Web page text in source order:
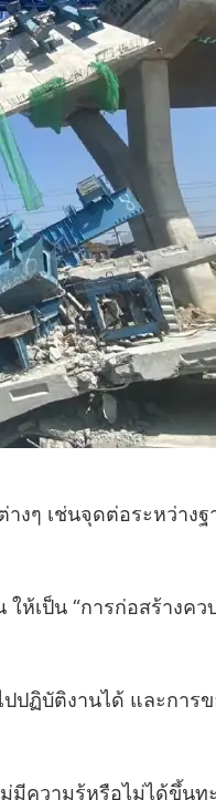
เช่นจุดต่อระหว่างฐ
ห้เป็น “การก่อสร้างค
ฏิบัติงานได้ และการ
มีความรู้หรือไม่ได้ขึ้นท